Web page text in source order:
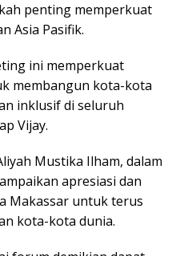
penting memperkuat
Asia Pasifik.
ini memperkuat
membangun kota-kota
inklusif di seluruh
Vijay.
Mustika Ilham, dalam
apresiasi dan
Makassar untuk terus
kota-kota dunia.